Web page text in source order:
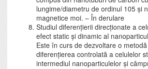
lungime/diametru de ordinul 105 și
magnetice moi. – În derulare
Studiul diferențierii direcționate a
efect static și dinamic al
Este în curs de dezvoltare o
diferențierea controlată a celulelor
intermediul nanoparticulelor și